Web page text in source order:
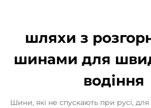
шляхи з
шинами для
водіння
Шини, які не спускають при русі,